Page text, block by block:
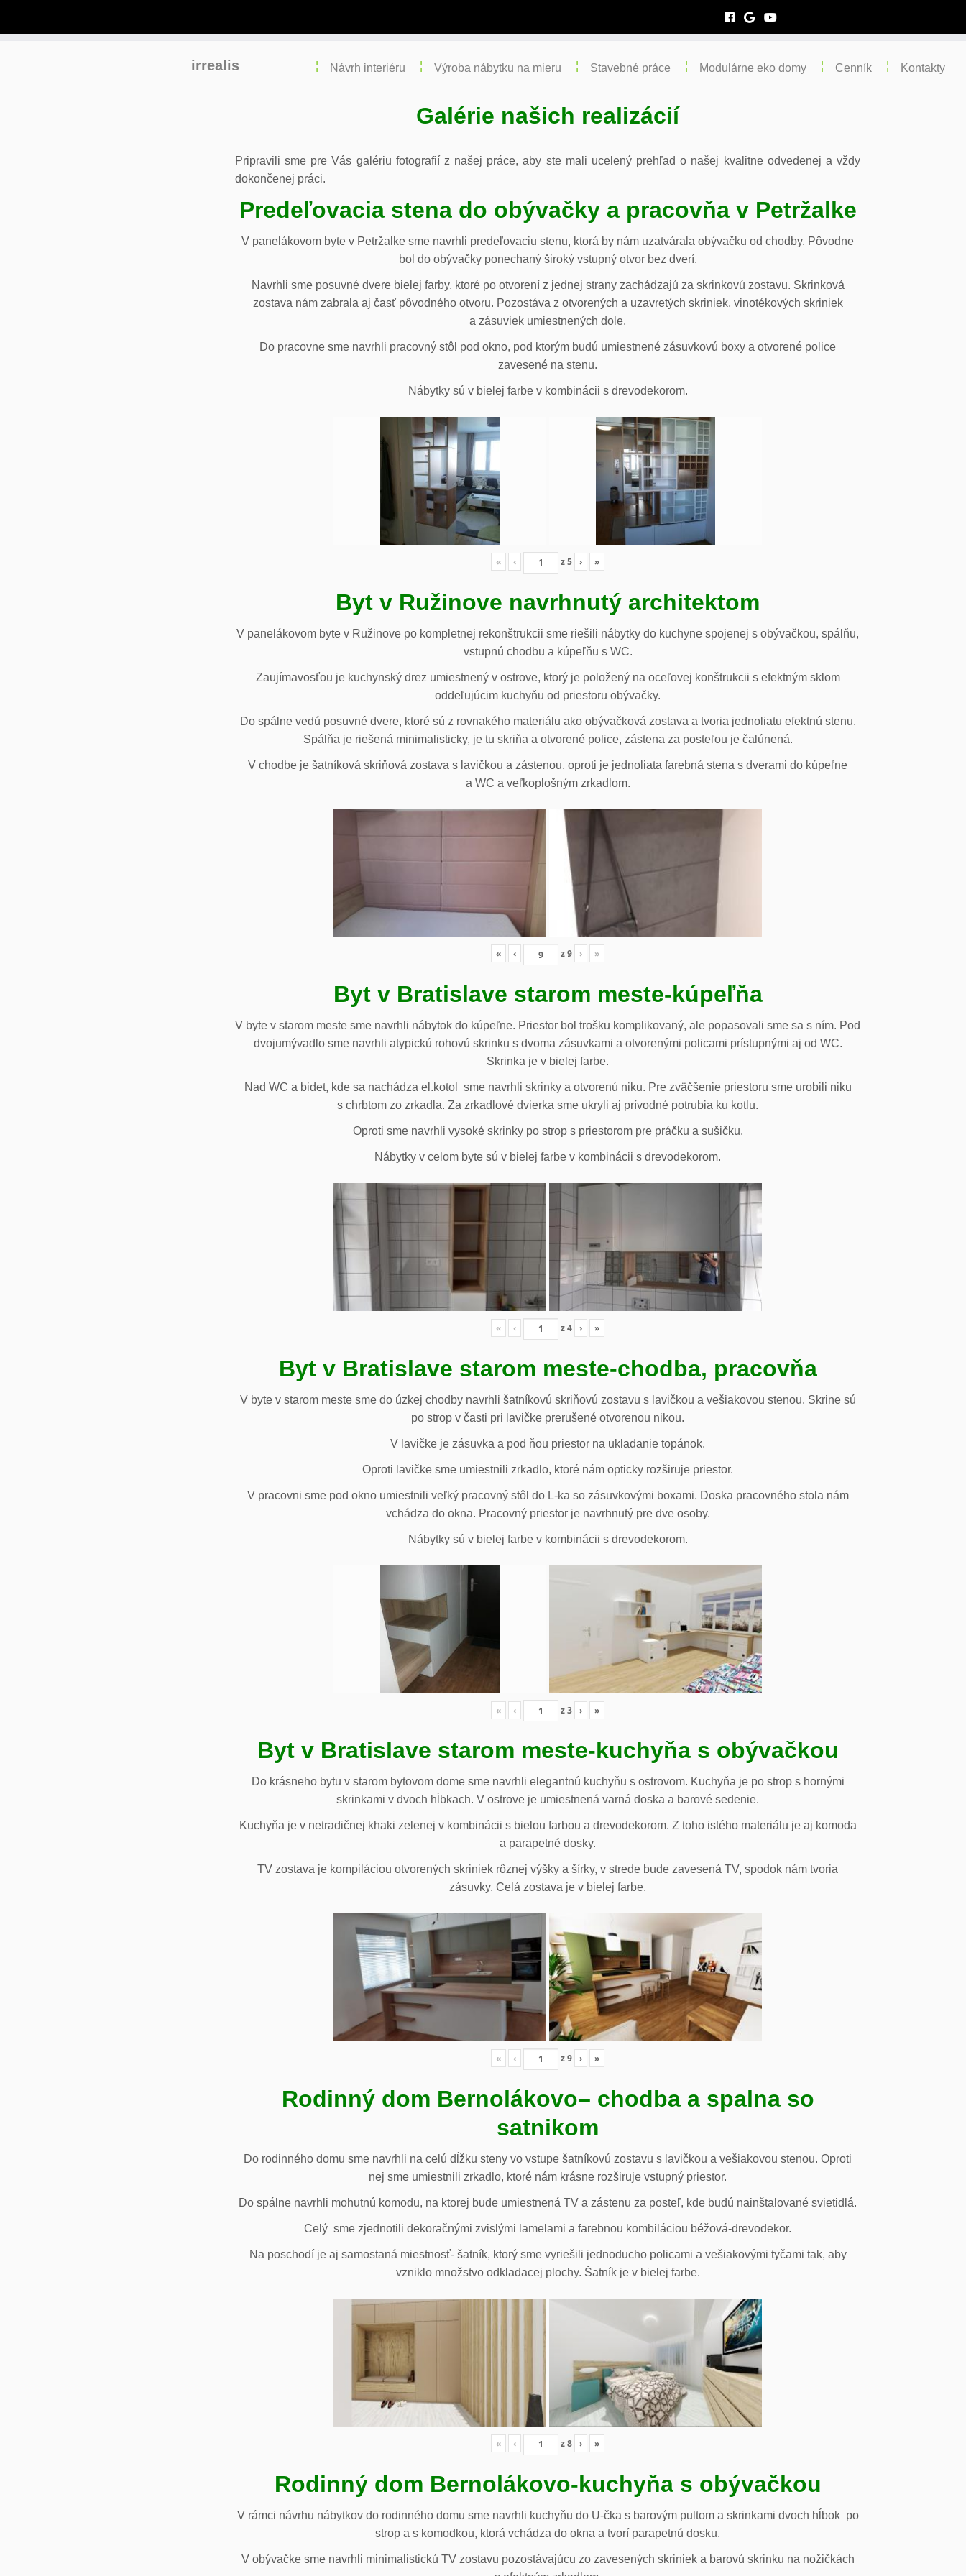
irrealis Návrh interiéru Výroba nábytku na mieru Stavebné práce Modulárne eko domy Cenník Kontakty
Galérie našich realizácií
Pripravili sme pre Vás galériu fotografií z našej práce, aby ste mali ucelený prehľad o našej kvalitne odvedenej a vždy
dokončenej práci.
Predeľovacia stena do obývačky a pracovňa v Petržalke
V panelákovom byte v Petržalke sme navrhli predeľovaciu stenu, ktorá by nám uzatvárala obývačku od chodby. Pôvodne
bol do obývačky ponechaný široký vstupný otvor bez dverí.
Navrhli sme posuvné dvere bielej farby, ktoré po otvorení z jednej strany zachádzajú za skrinkovú zostavu. Skrinková
zostava nám zabrala aj časť pôvodného otvoru. Pozostáva z otvorených a uzavretých skriniek, vinotékových skriniek
a zásuviek umiestnených dole.
Do pracovne sme navrhli pracovný stôl pod okno, pod ktorým budú umiestnené zásuvkovú boxy a otvorené police
zavesené na stenu.
Nábytky sú v bielej farbe v kombinácii s drevodekorom.
« ‹ z5 › »
Byt v Ružinove navrhnutý architektom
V panelákovom byte v Ružinove po kompletnej rekonštrukcii sme riešili nábytky do kuchyne spojenej s obývačkou, spálňu,
vstupnú chodbu a kúpeľňu s WC.
Zaujímavosťou je kuchynský drez umiestnený v ostrove, ktorý je položený na oceľovej konštrukcii s efektným sklom
oddeľujúcim kuchyňu od priestoru obývačky.
Do spálne vedú posuvné dvere, ktoré sú z rovnakého materiálu ako obývačková zostava a tvoria jednoliatu efektnú stenu.
Spálňa je riešená minimalisticky, je tu skriňa a otvorené police, zástena za posteľou je čalúnená.
V chodbe je šatníková skriňová zostava s lavičkou a zástenou, oproti je jednoliata farebná stena s dverami do kúpeľne
a WC a veľkoplošným zrkadlom.
« ‹ z9 › »
Byt v Bratislave starom meste-kúpeľňa
V byte v starom meste sme navrhli nábytok do kúpeľne. Priestor bol trošku komplikovaný, ale popasovali sme sa s ním. Pod
dvojumývadlo sme navrhli atypickú rohovú skrinku s dvoma zásuvkami a otvorenými policami prístupnými aj od WC.
Skrinka je v bielej farbe.
Nad WC a bidet, kde sa nachádza el.kotol sme navrhli skrinky a otvorenú niku. Pre zväčšenie priestoru sme urobili niku
s chrbtom zo zrkadla. Za zrkadlové dvierka sme ukryli aj prívodné potrubia ku kotlu.
Oproti sme navrhli vysoké skrinky po strop s priestorom pre práčku a sušičku.
Nábytky v celom byte sú v bielej farbe v kombinácii s drevodekorom.
« ‹ z4 › »
Byt v Bratislave starom meste-chodba, pracovňa
V byte v starom meste sme do úzkej chodby navrhli šatníkovú skriňovú zostavu s lavičkou a vešiakovou stenou. Skrine sú
po strop v časti pri lavičke prerušené otvorenou nikou.
V lavičke je zásuvka a pod ňou priestor na ukladanie topánok.
Oproti lavičke sme umiestnili zrkadlo, ktoré nám opticky rozširuje priestor.
V pracovni sme pod okno umiestnili veľký pracovný stôl do L-ka so zásuvkovými boxami. Doska pracovného stola nám
vchádza do okna. Pracovný priestor je navrhnutý pre dve osoby.
Nábytky sú v bielej farbe v kombinácii s drevodekorom.
« ‹ z3 › »
Byt v Bratislave starom meste-kuchyňa s obývačkou
Do krásneho bytu v starom bytovom dome sme navrhli elegantnú kuchyňu s ostrovom. Kuchyňa je po strop s hornými
skrinkami v dvoch hĺbkach. V ostrove je umiestnená varná doska a barové sedenie.
Kuchyňa je v netradičnej khaki zelenej v kombinácii s bielou farbou a drevodekorom. Z toho istého materiálu je aj komoda
a parapetné dosky.
TV zostava je kompiláciou otvorených skriniek rôznej výšky a šírky, v strede bude zavesená TV, spodok nám tvoria
zásuvky. Celá zostava je v bielej farbe.
« ‹ z9 › »
Rodinný dom Bernolákovo– chodba a spalna so
satnikom
Do rodinného domu sme navrhli na celú dĺžku steny vo vstupe šatníkovú zostavu s lavičkou a vešiakovou stenou. Oproti
nej sme umiestnili zrkadlo, ktoré nám krásne rozširuje vstupný priestor.
Do spálne navrhli mohutnú komodu, na ktorej bude umiestnená TV a zástenu za posteľ, kde budú nainštalované svietidlá.
Celý sme zjednotili dekoračnými zvislými lamelami a farebnou kombiláciou béžová-drevodekor.
Na poschodí je aj samostaná miestnosť- šatník, ktorý sme vyriešili jednoducho policami a vešiakovými tyčami tak, aby
vzniklo množstvo odkladacej plochy. Šatník je v bielej farbe.
« ‹ z8 › »
Rodinný dom Bernolákovo-kuchyňa s obývačkou
V rámci návrhu nábytkov do rodinného domu sme navrhli kuchyňu do U-čka s barovým pultom a skrinkami dvoch hĺbok po
strop a s komodkou, ktorá vchádza do okna a tvorí parapetnú dosku.
V obývačke sme navrhli minimalistickú TV zostavu pozostávajúcu zo zavesených skriniek a barovú skrinku na nožičkách